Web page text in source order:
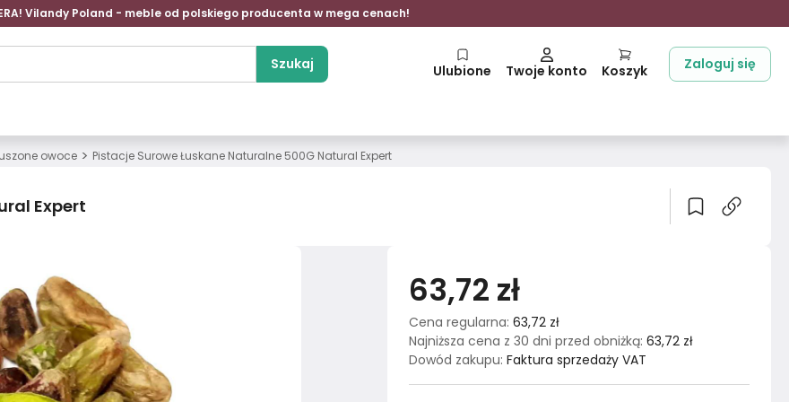
Vilandy Poland - meble od polskiego producenta w mega cenach!
Szukaj Ulubione Twoje konto Koszyk Zaloguj się
owoce > Pistacje Surowe Łuskane Naturalne 500G Natural Expert
Expert
63,72 zł
Cena regularna: 63,72 zł
Najniższa cena z 30 dni przed obniżką: 63,72 zł
Dowód zakupu: Faktura sprzedaży VAT